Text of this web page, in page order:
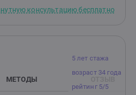
и ситуаций! Все ответы уже
работы. Я остаюсь с вами до
способна принять всю вашу
мысли и чувства. В моей
консультацию бесплатно
5 лет стажа
возраст 34 года
рейтинг 5/5
МЕТОДЫ